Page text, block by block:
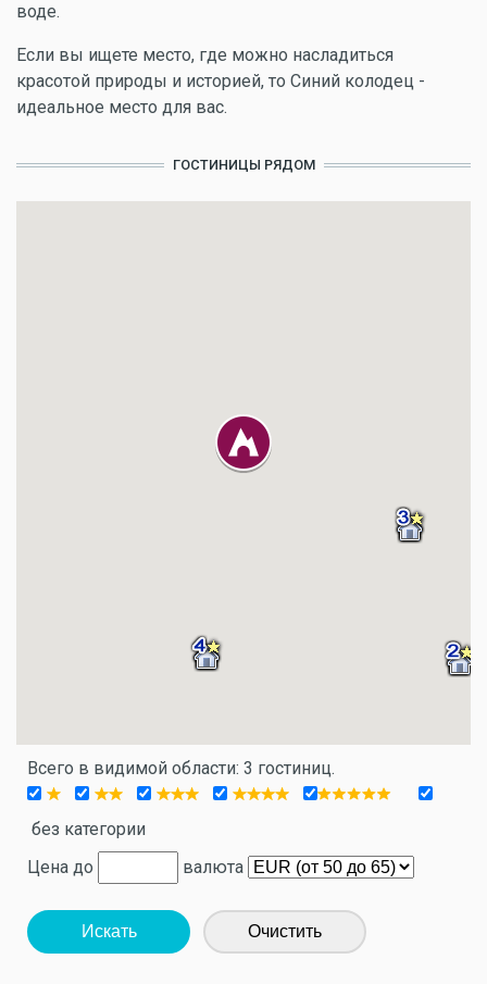
воде.
Если вы ищете место, где можно насладиться
красотой природы и историей, то Синий колодец -
идеальное место для вас.
ГОСТИНИЦЫ РЯДОМ
Всего в видимой области: 3 гостиниц.
без категории
Цена до
валюта
Искать Очистить